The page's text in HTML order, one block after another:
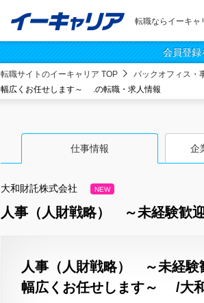
転職ならイーキャ
会員登録
転職サイトのイーキャリア TOP バックオフィス・
幅広くお任せします～ .の転職・求人情報
仕事情報 企
大和財託株式会社 NEW
人事（人財戦略） ～未経験歓
人事（人財戦略） ～未経験
幅広くお任せします～ /大